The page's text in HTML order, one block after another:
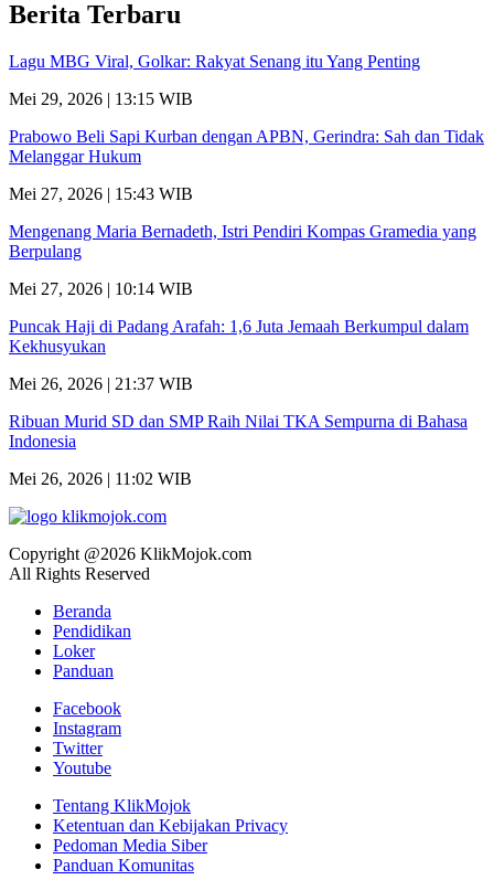
Berita Terbaru
Lagu MBG Viral, Golkar: Rakyat Senang itu Yang Penting
Mei 29, 2026 | 13:15 WIB
Prabowo Beli Sapi Kurban dengan APBN, Gerindra: Sah dan Tidak
Melanggar Hukum
Mei 27, 2026 | 15:43 WIB
Mengenang Maria Bernadeth, Istri Pendiri Kompas Gramedia yang
Berpulang
Mei 27, 2026 | 10:14 WIB
Puncak Haji di Padang Arafah: 1,6 Juta Jemaah Berkumpul dalam
Kekhusyukan
Mei 26, 2026 | 21:37 WIB
Ribuan Murid SD dan SMP Raih Nilai TKA Sempurna di Bahasa
Indonesia
Mei 26, 2026 | 11:02 WIB
Copyright @2026 KlikMojok.com
All Rights Reserved
Beranda
Pendidikan
Loker
Panduan
Facebook
Instagram
Twitter
Youtube
Tentang KlikMojok
Ketentuan dan Kebijakan Privacy
Pedoman Media Siber
Panduan Komunitas